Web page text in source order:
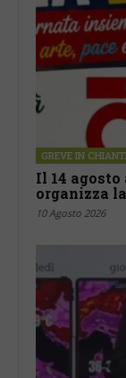
GREVE IN
Il 14 agosto
organizza
10 Agosto 2026